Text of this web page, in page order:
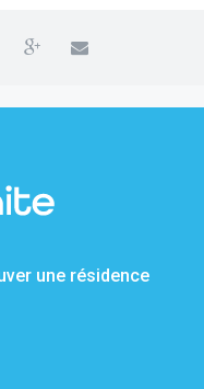
une résidence